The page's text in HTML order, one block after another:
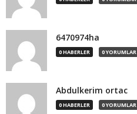
6470974ha
0 HABERLER 0 YORUMLAR
Abdulkerim ortac
0 HABERLER 0 YORUMLAR